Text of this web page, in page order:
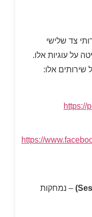
צד שלישי
על עוגיות אלו.
שירותים אלו:
https://
https://
– נמחקות